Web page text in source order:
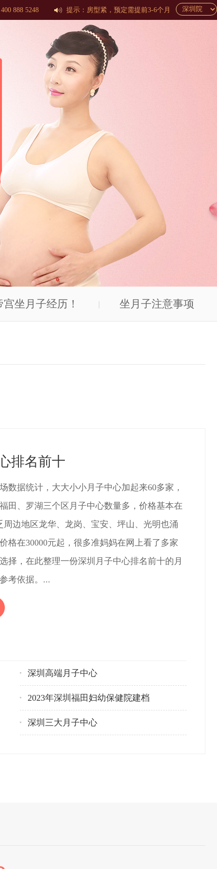
888 5248 提示：房型紧，预定需提前3-6个月
坐月子经历！ 坐月子注意事项
排名前十
数据统计，大大小小月子中心加起来60多家，
田、罗湖三个区月子中心数量多，价格基本在
周边地区龙华、龙岗、宝安、坪山、光明也涌
格在30000元起，很多准妈妈在网上看了多家
择，在此整理一份深圳月子中心排名前十的月
考依据。...
深圳高端月子中心
2023年深圳福田妇幼保健院建档
深圳三大月子中心